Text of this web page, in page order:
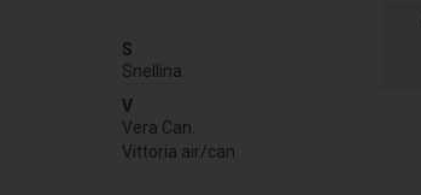
S
Snellina
V
Vera Can.
Vittoria air/can